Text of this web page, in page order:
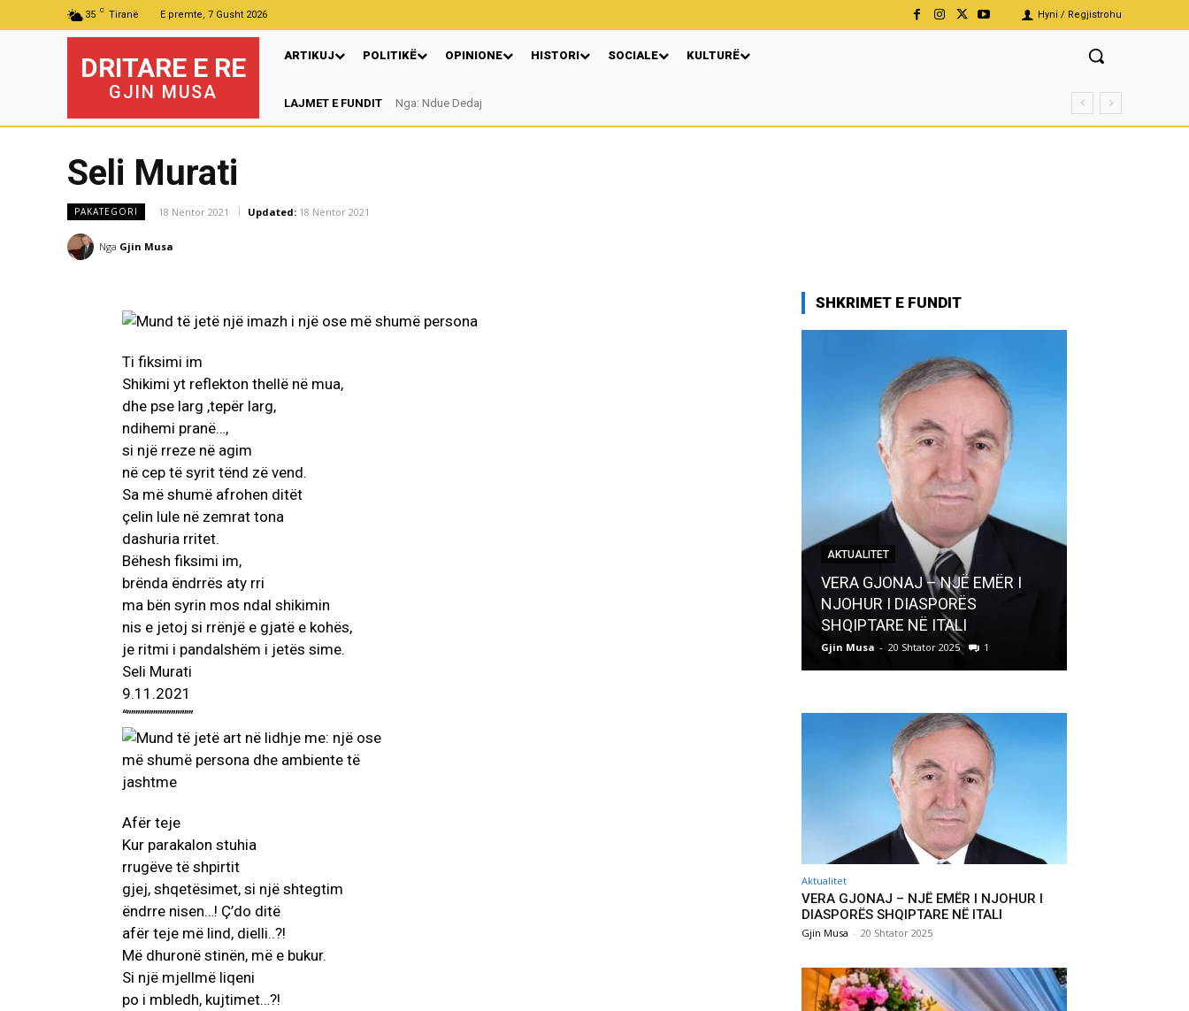
35 C Tiranë E premte, 7 Gusht 2026 Hyni / Regjistrohu
DRITARE E RE
GJIN MUSA
ARTIKUJ POLITIKË OPINIONE HISTORI SOCIALE KULTURË
LAJMET E FUNDIT Nga: Ndue Dedaj
Autore Katerina Tereziu Ligeja
Seli Murati
PAKATEGORI 18 Nëntor 2021 Updated: 18 Nëntor 2021
Nga Gjin Musa
Ti fiksimi im
Shikimi yt reflekton thellë në mua,
dhe pse larg ,tepër larg,
ndihemi pranë…,
si një rreze në agim
në cep të syrit tënd zë vend.
Sa më shumë afrohen ditët
çelin lule në zemrat tona
dashuria rritet.
Bëhesh fiksimi im,
brënda ëndrrës aty rri
ma bën syrin mos ndal shikimin
nis e jetoj si rrënjë e gjatë e kohës,
je ritmi i pandalshëm i jetës sime.
Seli Murati
9.11.2021
“”””””””””””””””
Afër teje
Kur parakalon stuhia
rrugëve të shpirtit
gjej, shqetësimet, si një shtegtim
ëndrre nisen…! Ç’do ditë
afër teje më lind, dielli..?!
Më dhuronë stinën, më e bukur.
Si një mjellmë liqeni
po i mbledh, kujtimet…?!
SHKRIMET E FUNDIT
AKTUALITET
VERA GJONAJ – NJË EMËR I
NJOHUR I DIASPORËS
SHQIPTARE NË ITALI
Gjin Musa - 20 Shtator 2025 1
Aktualitet
VERA GJONAJ – NJË EMËR I NJOHUR I
DIASPORËS SHQIPTARE NË ITALI
Gjin Musa - 20 Shtator 2025